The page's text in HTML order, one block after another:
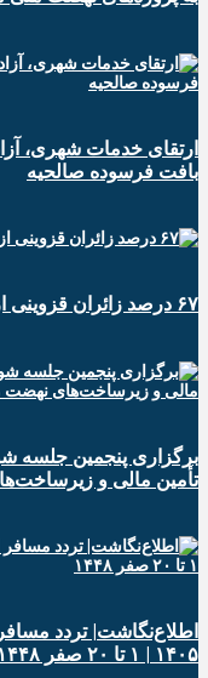
ارتقای خدمات شهری،
بافت فرسوده صالحیه
۶۷ درصد زائران قزوینی از مرز مهران به استان بازگشتند
برگزاری پنجمین جلسه
تأمین مالی و
۱۴۰۵ | ۱ تا ۲۰ صفر ۱۴۴۸